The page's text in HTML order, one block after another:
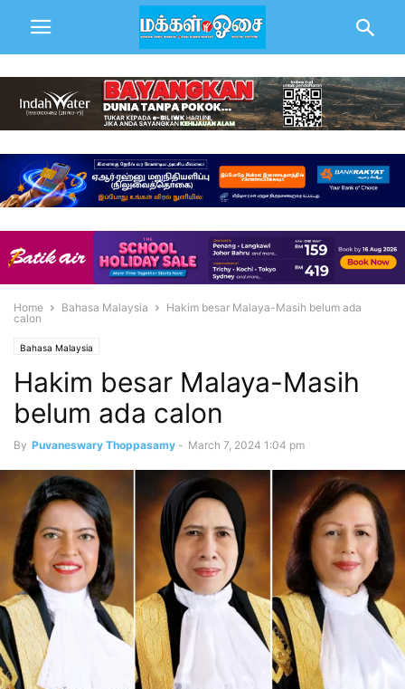
Home Bahasa Malaysia
Hakim besar Malaya-Masih belum ada
calon
Bahasa Malaysia
Hakim besar Malaya-Masih
belum ada calon
By Puvaneswary Thoppasamy - March 7, 2024 1:04 pm